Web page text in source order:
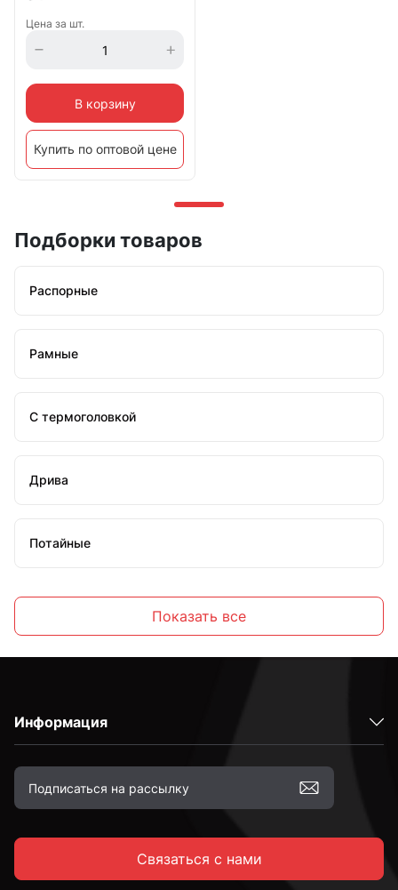
Цена за шт.
В корзину
Купить по оптовой цене
Подборки товаров
Распорные
Рамные
С термоголовкой
Дрива
Потайные
М4
М5
Показать все
Информация
Связаться с нами